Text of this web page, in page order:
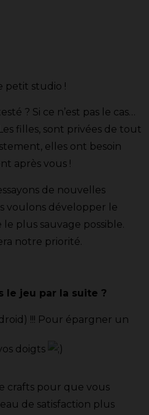
petit studio !
? Si ce n’est pas le cas…
filles, sont privées de tout
elles ont besoin
après vous !
de nouvelles
voulons développer le
plus sauvage possible.
notre priorité.
le jeu par la suite ?
!!! Pour épargner un
doigts
crafts pour que vous
de satisfaction plus